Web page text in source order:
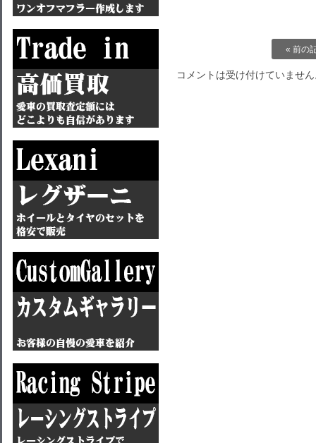
« 前の
コメントは受け付けていませ